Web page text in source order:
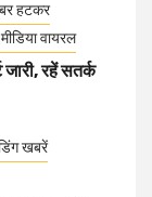
हटकर
वायरल
रहें सतर्क
खबरें